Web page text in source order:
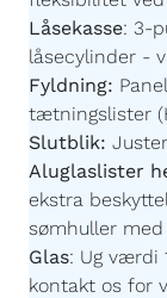
Låsekasse: 3-
låsecylinder -
Fyldning:
tætningslister
Slutblik:
Aluglaslister
ekstra
sømhuller
Glas: Ug værdi
kontakt os for